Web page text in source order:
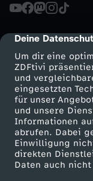
cmp-dialog-
Deine
Um dir eine
ZDFtivi
und
eingesetzten
für unser
und unsere
Informationen
abrufen. Dabei
Einwilligung
direkten
Daten auch
e
Mehr ZDF
ZDF-Apps
Smart TV
ZDFtext